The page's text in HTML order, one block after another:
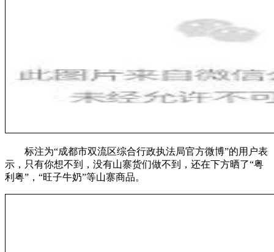
标注为“成都市双流区综合行政执法局官方微博”的用户表
示，只有你想不到，没有山寨货们做不到，还在下方晒了“粤
利粤”，“旺子牛奶”等山寨商品。